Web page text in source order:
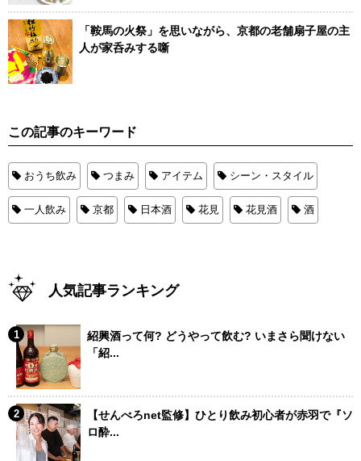
「鞍馬の火祭」を思いながら、京都の老舗扇子屋の主
人が家呑みする噺
この記事のキーワード
おうち飲み つまみ アイテム シーン・スタイル
一人飲み 京都 日本酒 花見 花見酒 酒
人気記事ランキング
紹興酒って何? どうやって飲む? いまさら聞けない
「紹...
【せんべろnet監修】ひとり飲み初心者が赤羽で『ソ
ロ酔...